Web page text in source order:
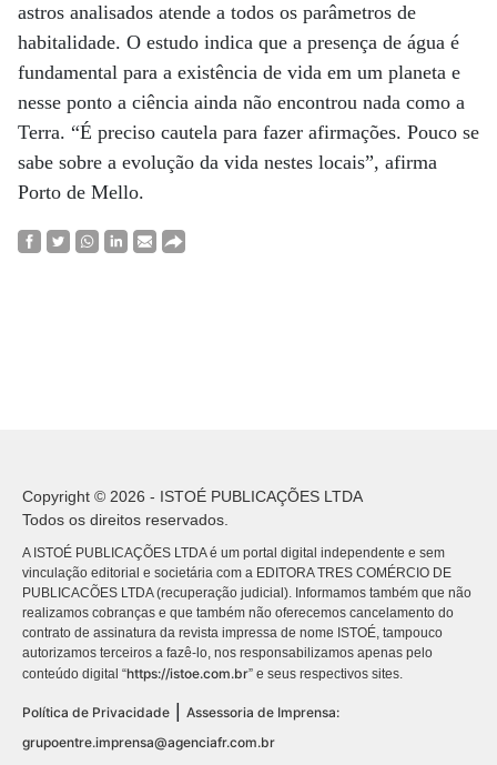
astros analisados atende a todos os parâmetros de
habitalidade. O estudo indica que a presença de água é
fundamental para a existência de vida em um planeta e
nesse ponto a ciência ainda não encontrou nada como a
Terra. “É preciso cautela para fazer afirmações. Pouco se
sabe sobre a evolução da vida nestes locais”, afirma
Porto de Mello.
Copyright © 2026 - ISTOÉ PUBLICAÇÕES LTDA
Todos os direitos reservados.
A ISTOÉ PUBLICAÇÕES LTDA é um portal digital independente e sem
vinculação editorial e societária com a EDITORA TRES COMÉRCIO DE
PUBLICACÕES LTDA (recuperação judicial). Informamos também que não
realizamos cobranças e que também não oferecemos cancelamento do
contrato de assinatura da revista impressa de nome ISTOÉ, tampouco
autorizamos terceiros a fazê-lo, nos responsabilizamos apenas pelo
conteúdo digital “https://istoe.com.br” e seus respectivos sites.
Política de Privacidade
Assessoria de Imprensa:
grupoentre.imprensa@agenciafr.com.br